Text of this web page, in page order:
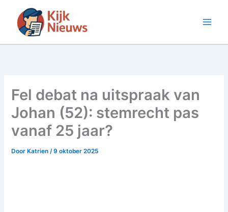
inhoud
Fel debat na uitspraak van
Johan (52): stemrecht pas
vanaf 25 jaar?
Door Katrien/9 oktober 2025